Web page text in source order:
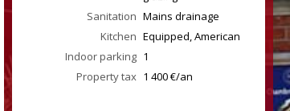
Sanitation Mains drainage
Kitchen Equipped, American
Indoor parking 1
Property tax 1 400 €/an